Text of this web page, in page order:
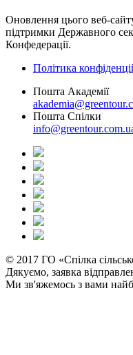
Оновлення цього веб-
підтримки Державного
Конфедерації.
Політика
Пошта Академії
Пошта Спілки
© 2017 ГО «Спілка
Дякуємо, заявка
Ми зв'яжемось з вами